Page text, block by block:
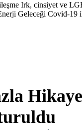
Irk, cinsiyet ve
Geleceği Covid-19
Hikaye